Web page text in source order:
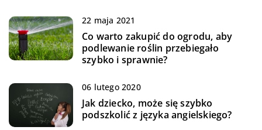
22 maja 2021
Co warto zakupić do ogrodu, aby
podlewanie roślin przebiegało
szybko i sprawnie?
06 lutego 2020
Jak dziecko, może się szybko
podszkolić z języka angielskiego?